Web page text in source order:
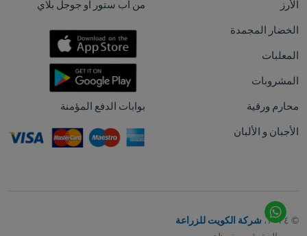
الأرز
الخضار المجمدة
المعلبات
المشروبات
محارم ورقية
الأجبان و الألبان
من اب ستور او جوجل بلاي
بوابات الدفع المؤمنة
© ٢٠٢٤،
شركة الكويت للزراعة